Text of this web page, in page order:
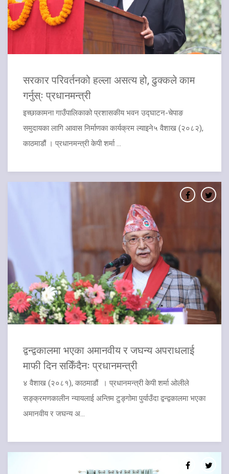
सरकार परिवर्तनको हल्ला असत्य हो, ढुक्कले काम
गर्नुस्ः प्रधानमन्त्री
इच्छाकामना गाउँपालिकाको प्रशासकीय भवन उद्घाटन-चेपाङ
समुदायका लागि आवास निर्माणका कार्यक्रम ल्याइने५ वैशाख (२०८२),
काठमाडौं । प्रधानमन्त्री केपी शर्मा ...
द्वन्द्वकालमा भएका अमानवीय र जघन्य अपराधलाई
माफी दिन सकिँदैनः प्रधानमन्त्री
४ वैशाख (२०८१), काठमाडौं । प्रधानमन्त्री केपी शर्मा ओलीले
सङ्क्रमणकालीन न्यायलाई अन्तिम टुङ्गोमा पुर्याउँदा द्वन्द्वकालमा भएका
अमानवीय र जघन्य अ...